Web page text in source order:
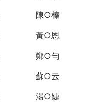
陳○榛
黃○恩
鄭○勻
蘇○云
湯○婕